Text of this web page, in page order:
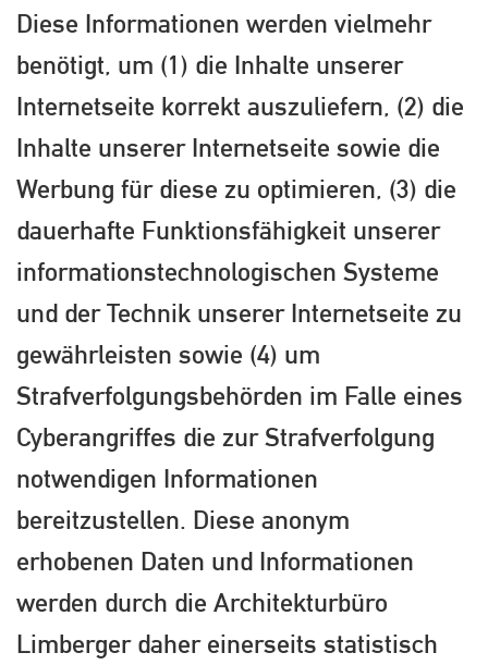
Diese Informationen werden vielmehr
benötigt, um (1) die Inhalte unserer
Internetseite korrekt auszuliefern, (2) die
Inhalte unserer Internetseite sowie die
Werbung für diese zu optimieren, (3) die
dauerhafte Funktionsfähigkeit unserer
informationstechnologischen Systeme
und der Technik unserer Internetseite zu
gewährleisten sowie (4) um
Strafverfolgungsbehörden im Falle eines
Cyberangriffes die zur Strafverfolgung
notwendigen Informationen
bereitzustellen. Diese anonym
erhobenen Daten und Informationen
werden durch die Architekturbüro
Limberger daher einerseits statistisch